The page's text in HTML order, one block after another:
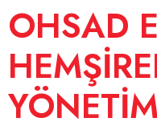
OHSAD